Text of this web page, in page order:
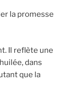
la promesse
Il reflète une
dans
que la